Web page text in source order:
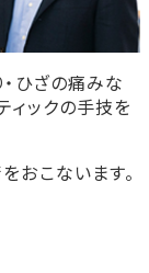
ひざの痛みな
ィックの手技を
おこないます。